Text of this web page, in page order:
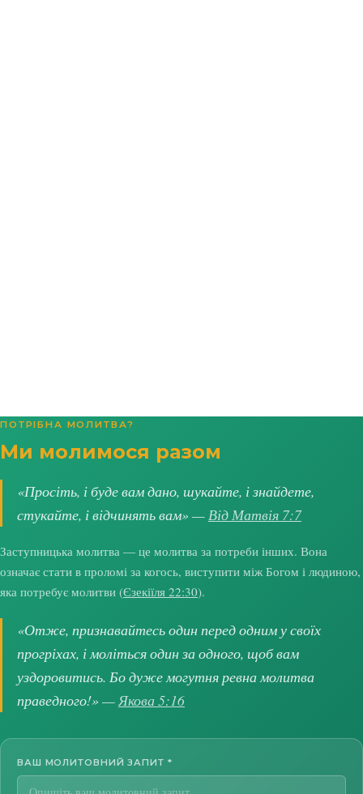
ПОТРІБНА МОЛИТВА?
Ми молимося разом
«Просіть, і буде вам дано, шукайте, і знайдете,
стукайте, і відчинять вам» —Від Матвія 7:7
Заступницька молитва — це молитва за потреби інших. Вона
означає стати в проломі за когось, виступити між Богом і людиною,
яка потребує молитви (Єзекіїля 22:30).
«Отже, признавайтесь один перед одним у своїх
прогріхах, і моліться один за одного, щоб вам
уздоровитись. Бо дуже могутня ревна молитва
праведного!» —Якова 5:16
ВАШ МОЛИТОВНИЙ ЗАПИТ *